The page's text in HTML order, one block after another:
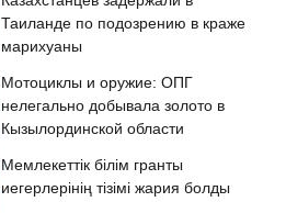
Таиланде по подозрению в краже
марихуаны
Мотоциклы и оружие: ОПГ
нелегально добывала золото в
Кызылординской области
Мемлекеттік білім гранты
иегерлерінің тізімі жария болды